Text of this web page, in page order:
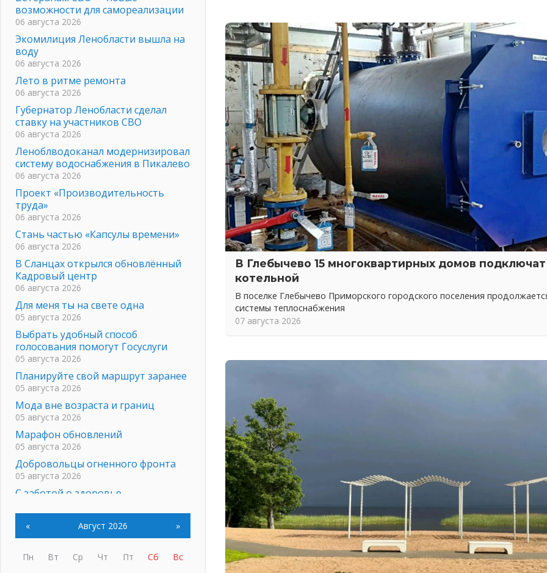
В Глебычево 15 многоквартирных домов подключат
котельной
В поселке Глебычево Приморского городского поселения
системы теплоснабжения
07 августа 2026
возможности для самореализации
06 августа 2026
Экомилиция Ленобласти вышла на
воду
06 августа 2026
Лето в ритме ремонта
06 августа 2026
Губернатор Ленобласти сделал
ставку на участников СВО
06 августа 2026
Леноблводоканал модернизировал
систему водоснабжения в Пикалево
06 августа 2026
Проект «Производительность
труда»
06 августа 2026
Стань частью «Капсулы времени»
06 августа 2026
В Сланцах открылся обновлённый
Кадровый центр
06 августа 2026
Для меня ты на свете одна
05 августа 2026
Выбрать удобный способ
голосования помогут Госуслуги
05 августа 2026
Планируйте свой маршрут заранее
05 августа 2026
Мода вне возраста и границ
05 августа 2026
Марафон обновлений
05 августа 2026
Добровольцы огненного фронта
05 августа 2026
С заботой о здоровье
Лучшая из лучших
Пульс региона
05 августа 2026
« Август 2026 »
Пн Вт Ср Чт Пт Сб
Вс